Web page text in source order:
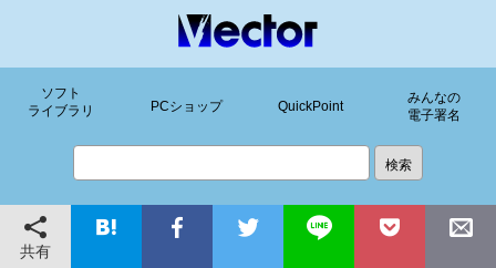
ソフト
ライブラリ
PCショップ QuickPoint
みんなの
電子署名
共有